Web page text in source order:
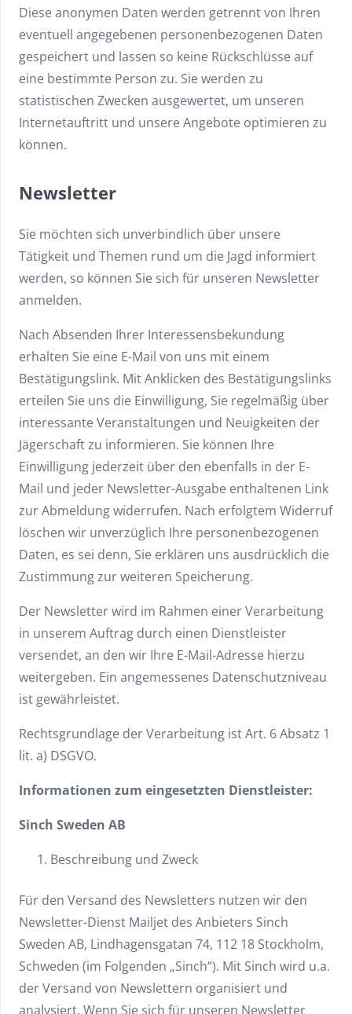
Diese anonymen Daten werden getrennt von Ihren
eventuell angegebenen personenbezogenen Daten
gespeichert und lassen so keine Rückschlüsse auf
eine bestimmte Person zu. Sie werden zu
statistischen Zwecken ausgewertet, um unseren
Internetauftritt und unsere Angebote optimieren zu
können.
Newsletter
Sie möchten sich unverbindlich über unsere
Tätigkeit und Themen rund um die Jagd informiert
werden, so können Sie sich für unseren Newsletter
anmelden.
Nach Absenden Ihrer Interessensbekundung
erhalten Sie eine E-Mail von uns mit einem
Bestätigungslink. Mit Anklicken des Bestätigungslinks
erteilen Sie uns die Einwilligung, Sie regelmäßig über
interessante Veranstaltungen und Neuigkeiten der
Jägerschaft zu informieren. Sie können Ihre
Einwilligung jederzeit über den ebenfalls in der E-
Mail und jeder Newsletter-Ausgabe enthaltenen Link
zur Abmeldung widerrufen. Nach erfolgtem Widerruf
löschen wir unverzüglich Ihre personenbezogenen
Daten, es sei denn, Sie erklären uns ausdrücklich die
Zustimmung zur weiteren Speicherung.
Der Newsletter wird im Rahmen einer Verarbeitung
in unserem Auftrag durch einen Dienstleister
versendet, an den wir Ihre E-Mail-Adresse hierzu
weitergeben. Ein angemessenes Datenschutzniveau
ist gewährleistet.
Rechtsgrundlage der Verarbeitung ist Art. 6 Absatz 1
lit. a) DSGVO.
Informationen zum eingesetzten Dienstleister:
Sinch Sweden AB
Beschreibung und Zweck
Für den Versand des Newsletters nutzen wir den
Newsletter-Dienst Mailjet des Anbieters Sinch
Sweden AB, Lindhagensgatan 74, 112 18 Stockholm,
Schweden (im Folgenden „Sinch“). Mit Sinch wird u.a.
der Versand von Newslettern organisiert und
analysiert. Wenn Sie sich für unseren Newsletter